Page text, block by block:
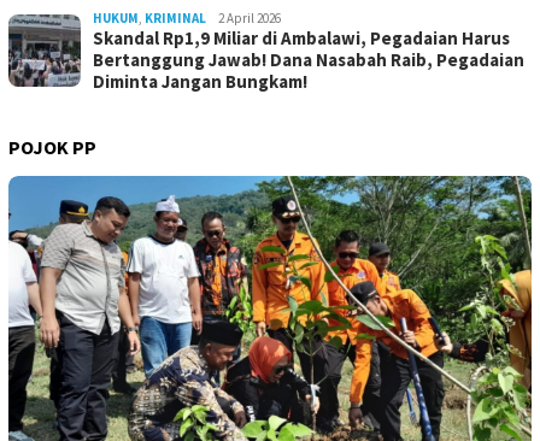
HUKUM, KRIMINAL 2 April 2026
Skandal Rp1,9 Miliar di Ambalawi, Pegadaian Harus
Bertanggung Jawab! Dana Nasabah Raib, Pegadaian
Diminta Jangan Bungkam!
POJOK PP